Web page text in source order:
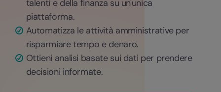
talenti e della finanza su un'unica
piattaforma.
Automatizza le attività amministrative per
risparmiare tempo e denaro.
Ottieni analisi basate sui dati per prendere
decisioni informate.